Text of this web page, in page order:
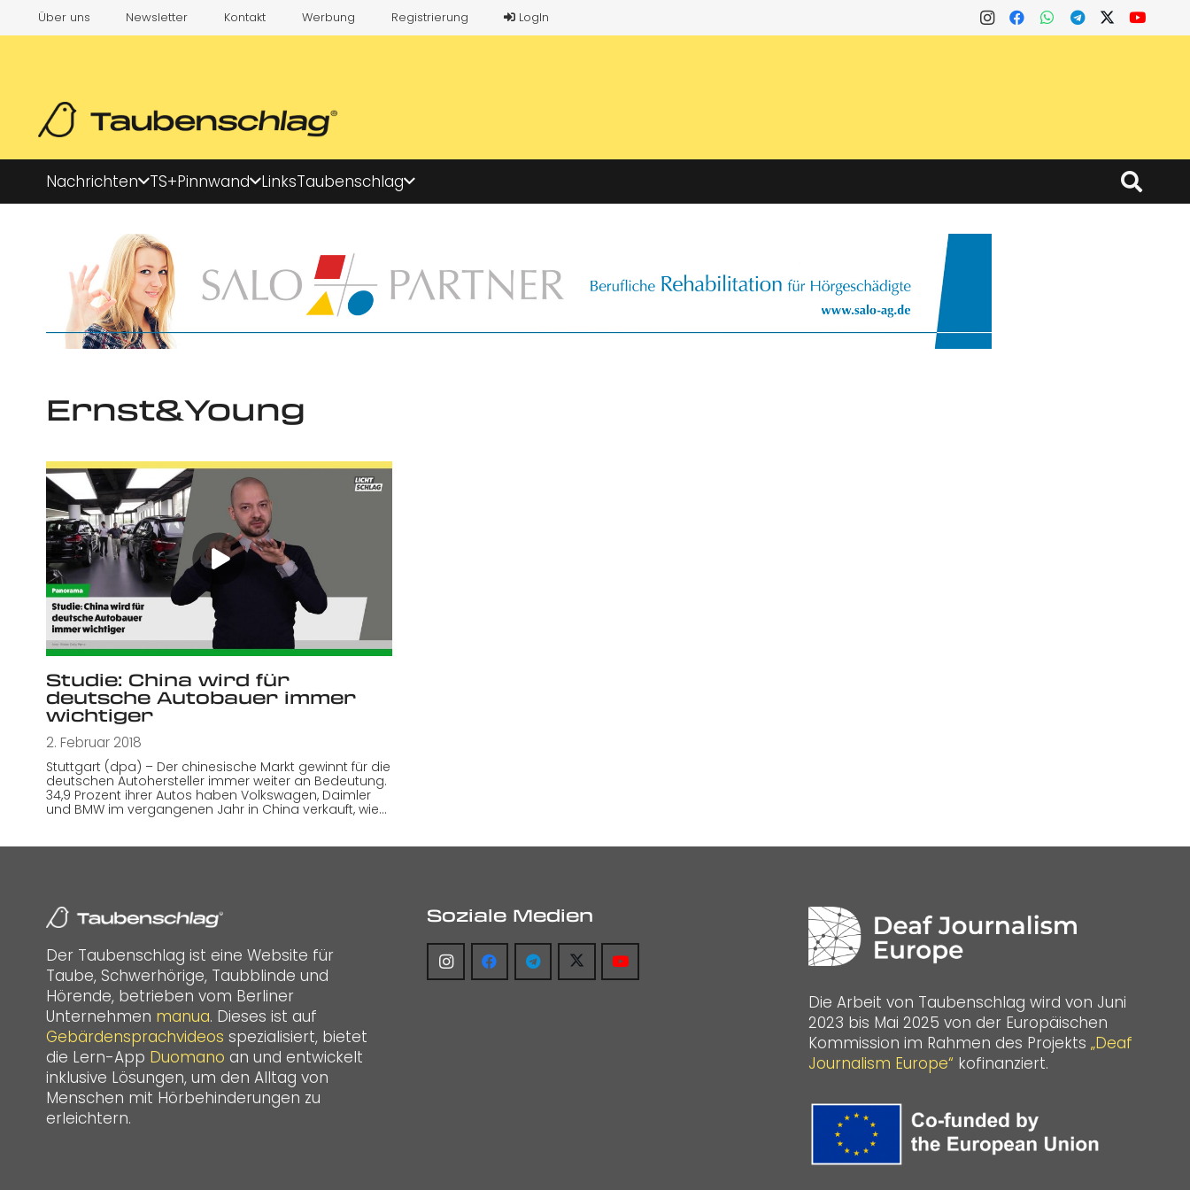
Über uns Newsletter Kontakt Werbung Registrierung LogIn
Nachrichten TS+Pinnwand LinksTaubenschlag
Ernst&Young
Studie: China wird für
deutsche Autobauer immer
wichtiger
2. Februar 2018
Stuttgart (dpa) – Der chinesische Markt gewinnt für die
deutschen Autohersteller immer weiter an Bedeutung.
34,9 Prozent ihrer Autos haben Volkswagen, Daimler
und BMW im vergangenen Jahr in China verkauft, wie…
Der Taubenschlag ist eine Website für
Taube, Schwerhörige, Taubblinde und
Hörende, betrieben vom Berliner
Unternehmen manua. Dieses ist auf
Gebärdensprachvideos spezialisiert, bietet
die Lern-App Duomano an und entwickelt
inklusive Lösungen, um den Alltag von
Menschen mit Hörbehinderungen zu
erleichtern.
Soziale Medien
Die Arbeit von Taubenschlag wird von Juni
2023 bis Mai 2025 von der Europäischen
Kommission im Rahmen des Projekts „Deaf
Journalism Europe“ kofinanziert.